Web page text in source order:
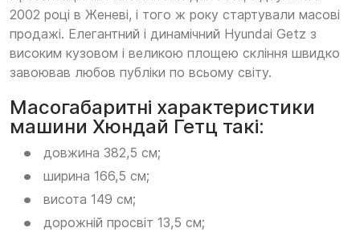
2002 році в Женеві, і того ж року стартували масові
продажі. Елегантний і динамічний Hyundai Getz з
високим кузовом і великою площею скління швидко
завоював любов публіки по всьому світу.
Масогабаритні характеристики
машини Хюндай Гетц такі:
довжина 382,5 см;
ширина 166,5 см;
висота 149 см;
дорожній просвіт 13,5 см;